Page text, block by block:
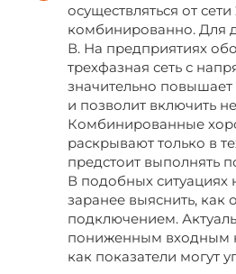
осуществляться от
комбинированно. Для
В. На предприятиях
трехфазная сеть с
значительно повышает
и позволит включить
Комбинированные
раскрывают только в
предстоит выполнять
В подобных ситуациях
заранее выяснить, как
подключением.
пониженным входным
как показатели могут